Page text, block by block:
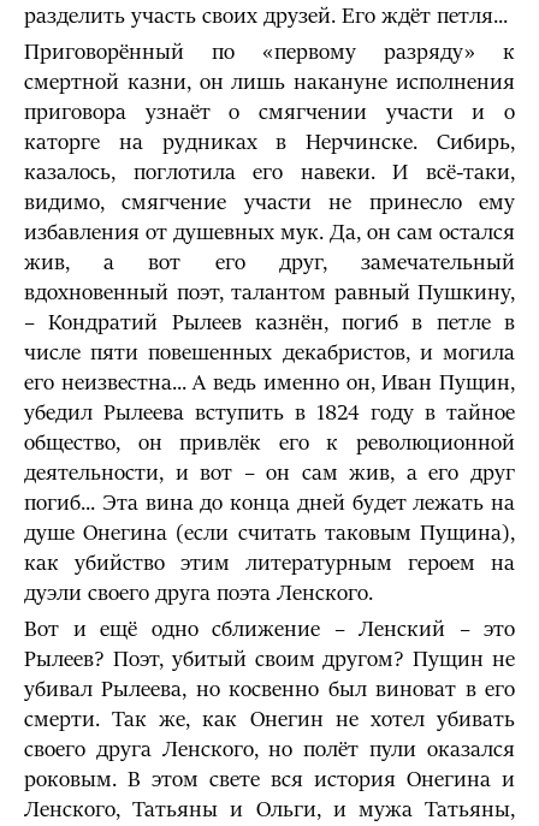
разделить участь своих друзей. Его ждёт петля...
Приговорённый по «первому разряду» к
смертной казни, он лишь накануне исполнения
приговора узнаёт о смягчении участи и о
каторге на рудниках в Нерчинске. Сибирь,
казалось, поглотила его навеки. И всё-таки,
видимо, смягчение участи не принесло ему
избавления от душевных мук. Да, он сам остался
жив, а вот его друг, замечательный
вдохновенный поэт, талантом равный Пушкину,
– Кондратий Рылеев казнён, погиб в петле в
числе пяти повешенных декабристов, и могила
его неизвестна... А ведь именно он, Иван Пущин,
убедил Рылеева вступить в 1824 году в тайное
общество, он привлёк его к революционной
деятельности, и вот – он сам жив, а его друг
погиб... Эта вина до конца дней будет лежать на
душе Онегина (если считать таковым Пущина),
как убийство этим литературным героем на
дуэли своего друга поэта Ленского.
Вот и ещё одно сближение – Ленский – это
Рылеев? Поэт, убитый своим другом? Пущин не
убивал Рылеева, но косвенно был виноват в его
смерти. Так же, как Онегин не хотел убивать
своего друга Ленского, но полёт пули оказался
роковым. В этом свете вся история Онегина и
Ленского, Татьяны и Ольги, и мужа Татьяны,